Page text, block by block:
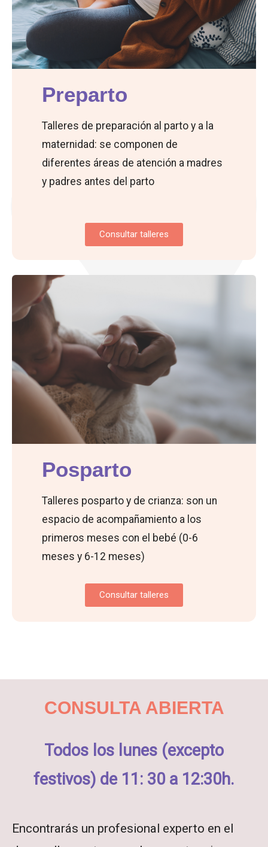
Preparto
Talleres de preparación al parto y a la
maternidad: se componen de
diferentes áreas de atención a madres
y padres antes del parto
Consultar talleres
Posparto
Talleres posparto y de crianza: son un
espacio de acompañamiento a los
primeros meses con el bebé (0-6
meses y 6-12 meses)
Consultar talleres
CONSULTA ABIERTA
Todos los lunes (excepto
festivos) de 11: 30 a 12:30h.
Encontrarás un profesional experto en el